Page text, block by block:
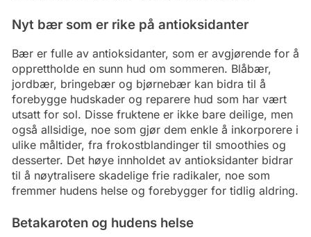
Nyt bær som er rike på antioksidanter
Bær er fulle av antioksidanter, som er avgjørende for å
opprettholde en sunn hud om sommeren. Blåbær,
jordbær, bringebær og bjørnebær kan bidra til å
forebygge hudskader og reparere hud som har vært
utsatt for sol. Disse fruktene er ikke bare deilige, men
også allsidige, noe som gjør dem enkle å inkorporere i
ulike måltider, fra frokostblandinger til smoothies og
desserter. Det høye innholdet av antioksidanter bidrar
til å nøytralisere skadelige frie radikaler, noe som
fremmer hudens helse og forebygger for tidlig aldring.
Betakaroten og hudens helse